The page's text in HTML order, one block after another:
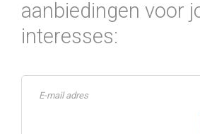
aanbiedingen voor
interesses: